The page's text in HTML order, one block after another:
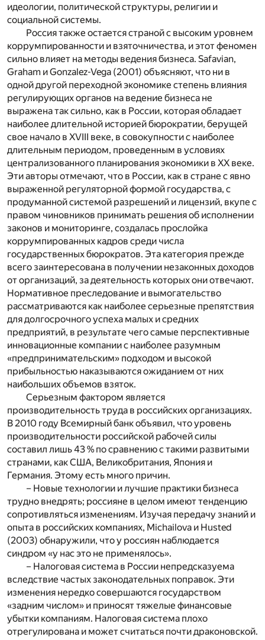
идеологии, политической структуры, религии и
социальной системы.
Россия также остается страной с высоким уровнем
коррумпированности и взяточничества, и этот феномен
сильно влияет на методы ведения бизнеса. Safavian,
Graham и Gonzalez-Vega (2001) объясняют, что ни в
одной другой переходной экономике степень влияния
регулирующих органов на ведение бизнеса не
выражена так сильно, как в России, которая обладает
наиболее длительной историей бюрократии, берущей
свое начало в XVIII веке, в совокупности с наиболее
длительным периодом, проведенным в условиях
централизованного планирования экономики в XX веке.
Эти авторы отмечают, что в России, как в стране с явно
выраженной регуляторной формой государства, с
продуманной системой разрешений и лицензий, вкупе с
правом чиновников принимать решения об исполнении
законов и мониторинге, создалась прослойка
коррумпированных кадров среди числа
государственных бюрократов. Эта категория прежде
всего заинтересована в получении незаконных доходов
от организаций, за деятельность которых они отвечают.
Нормативное преследование и вымогательство
рассматриваются как наиболее серьезные препятствия
для долгосрочного успеха малых и средних
предприятий, в результате чего самые перспективные
инновационные компании с наиболее разумным
«предпринимательским» подходом и высокой
прибыльностью наказываются ожиданием от них
наибольших объемов взяток.
Серьезным фактором является
производительность труда в российских организациях.
В 2010 году Всемирный банк объявил, что уровень
производительности российской рабочей силы
составил лишь 43 % по сравнению с такими развитыми
странами, как США, Великобритания, Япония и
Германия. Этому есть много причин.
– Новые технологии и лучшие практики бизнеса
трудно внедрять; россияне в целом имеют тенденцию
сопротивляться изменениям. Изучая передачу знаний и
опыта в российских компаниях, Michailova и Husted
(2003) обнаружили, что у россиян наблюдается
синдром «у нас это не применялось».
– Налоговая система в России непредсказуема
вследствие частых законодательных поправок. Эти
изменения нередко совершаются государством
«задним числом» и приносят тяжелые финансовые
убытки компаниям. Налоговая система плохо
отрегулирована и может считаться почти драконовской.